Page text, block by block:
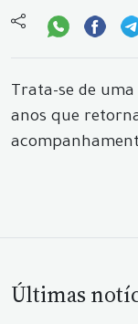
Trata-se de
anos que
Últimas